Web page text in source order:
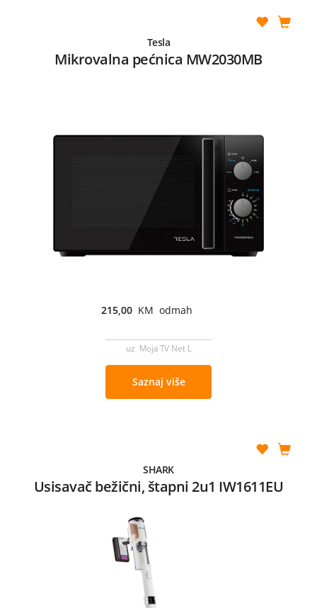
Tesla
Mikrovalna pećnica MW2030MB
215,00 KM odmah
uz Moja TV Net L
Saznaj više
SHARK
Usisavač bežični, štapni 2u1 IW1611EU